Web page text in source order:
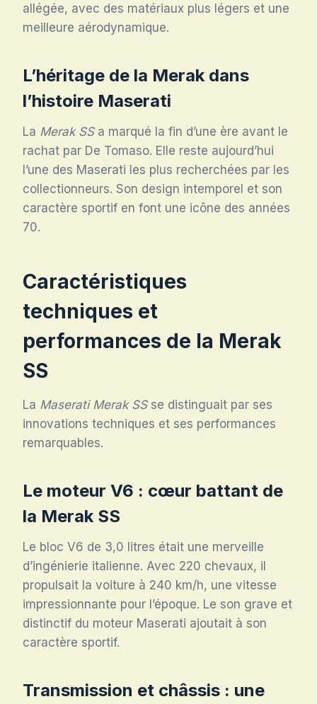
allégée, avec des matériaux plus légers et une
meilleure aérodynamique.
L’héritage de la Merak dans
l’histoire Maserati
La Merak SSa marqué la fin d’une ère avant le
rachat par De Tomaso. Elle reste aujourd’hui
l’une des Maserati les plus recherchées par les
collectionneurs. Son design intemporel et son
caractère sportif en font une icône des années
70.
Caractéristiques
techniques et
performances de la Merak
SS
La Maserati Merak SSse distinguait par ses
innovations techniques et ses performances
remarquables.
Le moteur V6 : cœur battant de
la Merak SS
Le bloc V6 de 3,0 litres était une merveille
d’ingénierie italienne. Avec 220 chevaux, il
propulsait la voiture à 240 km/h, une vitesse
impressionnante pour l’époque. Le son grave et
distinctif du moteur Maserati ajoutait à son
caractère sportif.
Transmission et châssis : une